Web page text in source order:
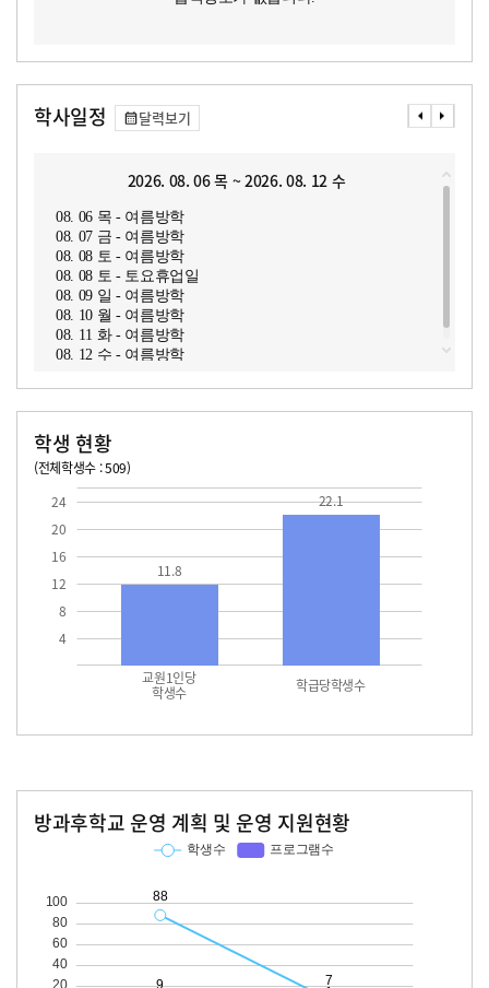
학사일정 달력보기
2026. 08. 06 목 ~ 2026. 08. 12 수
08. 06 목 - 여름방학
08. 07 금 - 여름방학
08. 08 토 - 여름방학
08. 08 토 - 토요휴업일
08. 09 일 - 여름방학
08. 10 월 - 여름방학
08. 11 화 - 여름방학
08. 12 수 - 여름방학
학생 현황
(전체학생수 : 509)
4
8
12
16
20
24
교원1인당
학생수 학급당학생수
11.8
22.1
방과후학교 운영 계획 및 운영 지원현황